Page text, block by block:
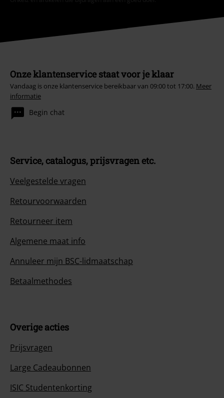
Onze klantenservice staat voor je klaar
Vandaag is onze klantenservice bereikbaar van 09:00 tot 17:00. Meer
informatie
Begin chat
Service, catalogus, prijsvragen etc.
Veelgestelde vragen
Retourvoorwaarden
Retourneer item
Algemene maat info
Annuleer mijn BSC-lidmaatschap
Betaalmethodes
Overige acties
Prijsvragen
Large Cadeaubonnen
ISIC Studentenkorting